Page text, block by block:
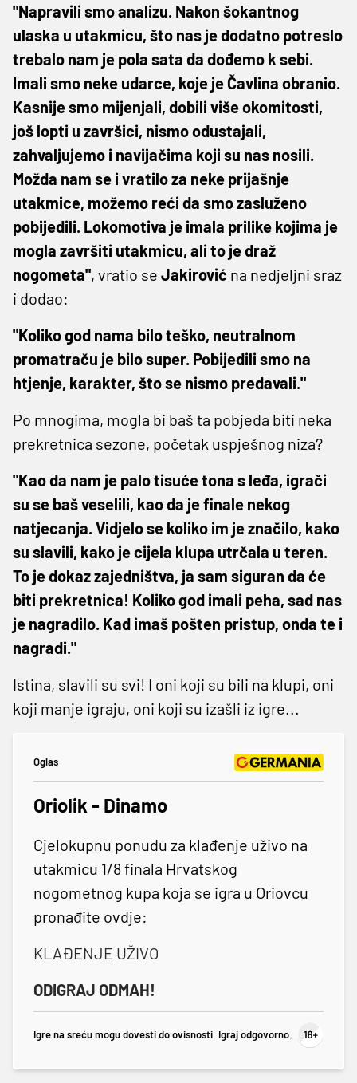
"Napravili smo analizu. Nakon šokantnog
ulaska u utakmicu, što nas je dodatno potreslo
trebalo nam je pola sata da dođemo k sebi.
Imali smo neke udarce, koje je Čavlina obranio.
Kasnije smo mijenjali, dobili više okomitosti,
još lopti u završici, nismo odustajali,
zahvaljujemo i navijačima koji su nas nosili.
Možda nam se i vratilo za neke prijašnje
utakmice, možemo reći da smo zasluženo
pobijedili. Lokomotiva je imala prilike kojima je
mogla završiti utakmicu, ali to je draž
nogometa", vratio se Jakirović na nedjeljni sraz
i dodao:
"Koliko god nama bilo teško, neutralnom
promatraču je bilo super. Pobijedili smo na
htjenje, karakter, što se nismo predavali."
Po mnogima, mogla bi baš ta pobjeda biti neka
prekretnica sezone, početak uspješnog niza?
"Kao da nam je palo tisuće tona s leđa, igrači
su se baš veselili, kao da je finale nekog
natjecanja. Vidjelo se koliko im je značilo, kako
su slavili, kako je cijela klupa utrčala u teren.
To je dokaz zajedništva, ja sam siguran da će
biti prekretnica! Koliko god imali peha, sad nas
je nagradilo. Kad imaš pošten pristup, onda te i
nagradi."
Istina, slavili su svi! I oni koji su bili na klupi, oni
koji manje igraju, oni koji su izašli iz igre...
Oglas
Oriolik - Dinamo
Cjelokupnu ponudu za klađenje uživo na
utakmicu 1/8 finala Hrvatskog
nogometnog kupa koja se igra u Oriovcu
pronađite ovdje:
KLAĐENJE UŽIVO
ODIGRAJ ODMAH!
Igre na sreću mogu dovesti do ovisnosti. Igraj odgovorno.